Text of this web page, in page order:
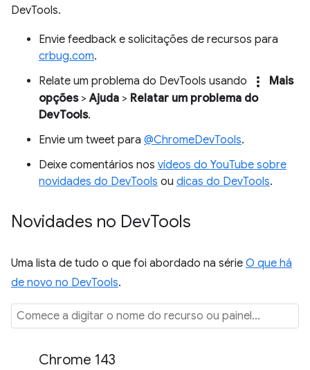
DevTools.
Envie feedback e solicitações de recursos para
crbug.com.
Relate um problema do DevTools usando
more_vert
Mais
opções>Ajuda > Relatar um problema do
DevTools.
Envie um tweet para @ChromeDevTools.
Deixe comentários nos vídeos do YouTube sobre
novidades do DevTools ou dicas do DevTools.
Novidades no DevTools
Uma lista de tudo o que foi abordado na série O que há
de novo no DevTools.
Chrome 143